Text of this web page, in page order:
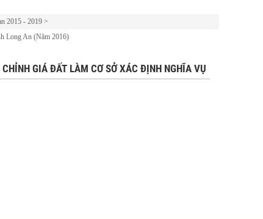
2015 - 2019 >
Long An (Năm 2016)
GIÁ ĐẤT LÀM CƠ SỞ XÁC ĐỊNH NGHĨA VỤ